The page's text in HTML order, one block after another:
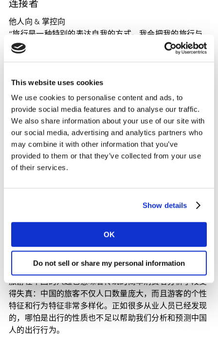
This website uses cookies
We use cookies to personalise content and ads, to
provide social media features and to analyse our traffic.
We also share information about your use of our site with
our social media, advertising and analytics partners who
may combine it with other information that you’ve
provided to them or that they’ve collected from your use
of their services.
Show details
OK
Do not sell or share my personal information
连接者
他人向 & 掌控向
“旅行是一种特别的表达自我的方式。我会把我的旅行与
亲友分享，希望我的体验能给他们启发。”
“我只是想旅行 – 我不会错过任何探索世界的机会。体验新
的文化能让我兴奋，但是我不想自己作准备。”
这四类旅行者在年龄、性别和商务/休闲旅客中的分布比
例较为均衡。
如果我们聚焦中国的话，旅游市场的高速发展趋势就更明
显了。在21世纪初，中国每年的出境游次数仅为1000万
次，15年之后，这个数字飙升到了一年1.28亿次！
准确理解机遇
旅游在中国的兴起也意味着传统的简单消费者分析手段变
得失真：中国的旅客不仅人口数量庞大，而且游客的个性
特征和行为特征非常多样化。正如很多从业人员已经发现
的，哪怕是出行的性质也不足以帮助我们分析和预测中国
人的出行行为。